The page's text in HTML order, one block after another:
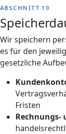
ABSCHNITT 10
Wir speichern
es für den
gesetzliche
Fristen
Rechnungs-